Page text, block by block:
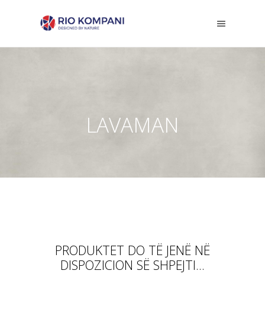
LAVAMAN
PRODUKTET DO TË JENË NË
DISPOZICION SË SHPEJTI...